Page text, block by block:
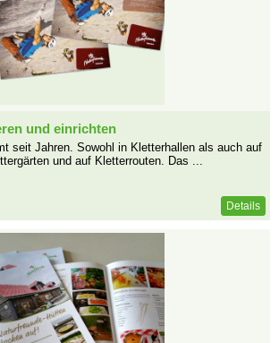
und einrichten
seit Jahren. Sowohl in Kletterhallen als auch auf
und auf Kletterrouten. Das ...
Details